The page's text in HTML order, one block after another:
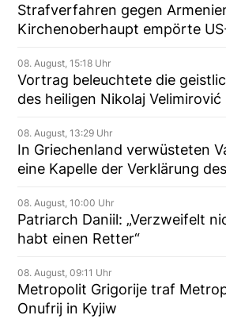
Strafverfahren gegen
Kirchenoberhaupt empörte
08. August, 15:18 Uhr
Vortrag beleuchtete die
des heiligen Nikolaj Velimirović
08. August, 13:29 Uhr
In Griechenland verwüsteten
eine Kapelle der Verklärung
08. August, 10:00 Uhr
Patriarch Daniil: „Verzweifelt
habt einen Retter“
08. August, 09:11 Uhr
Metropolit Grigorije traf
Onufrij in Kyjiw